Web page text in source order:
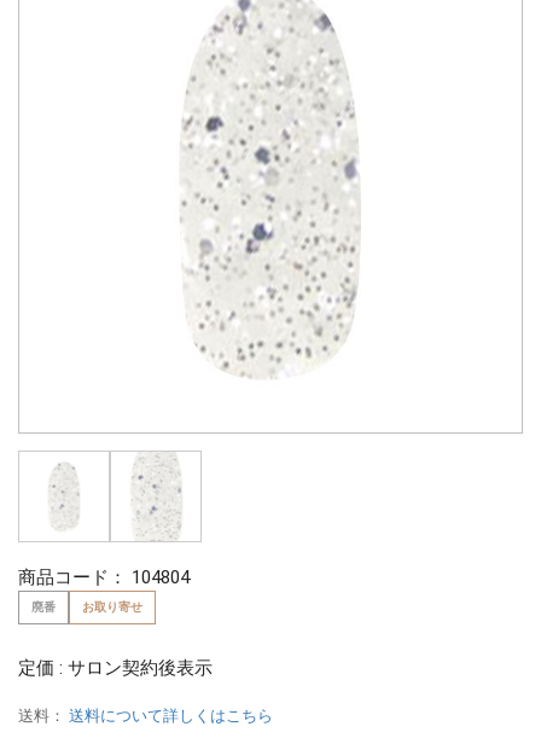
商品コード： 104804
廃番 お取り寄せ
定価 : サロン契約後表示
送料： 送料について詳しくはこちら